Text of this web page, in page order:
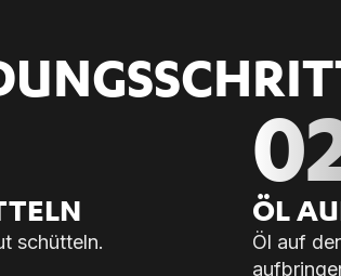
schütteln.
ÖL
Öl auf